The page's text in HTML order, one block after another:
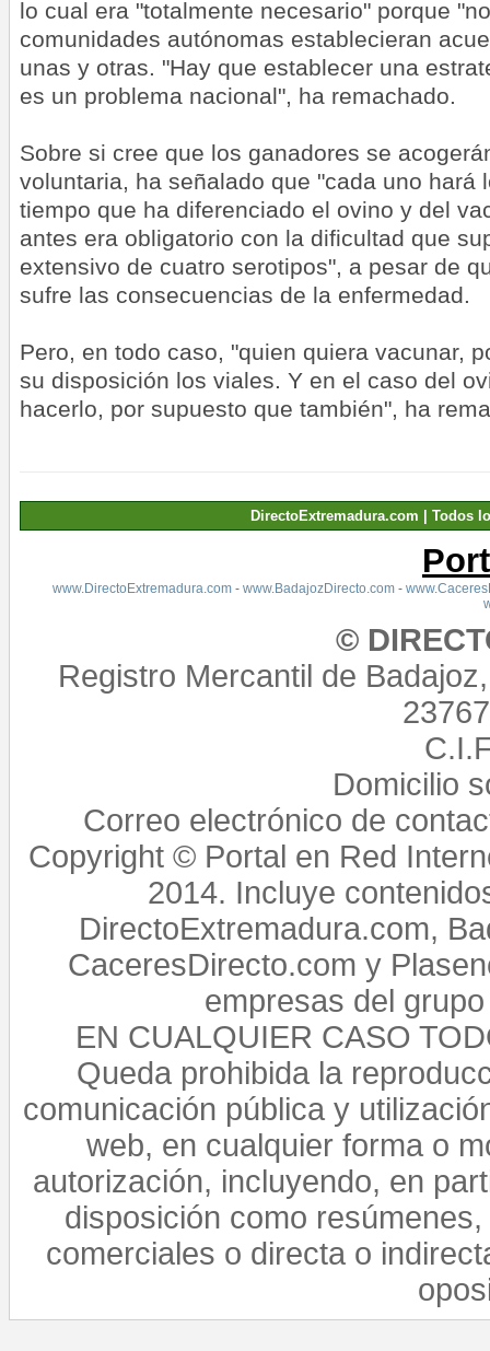
lo cual era "totalmente necesario" porque
comunidades autónomas establecieran
unas y otras. "Hay que establecer una
es un problema nacional", ha remachado.
Sobre si cree que los ganadores se
voluntaria, ha señalado que "cada uno hará
tiempo que ha diferenciado el ovino y del
antes era obligatorio con la dificultad que
extensivo de cuatro serotipos", a pesar de
sufre las consecuencias de la enfermedad.
Pero, en todo caso, "quien quiera vacunar,
su disposición los viales. Y en el caso del
hacerlo, por supuesto que también", ha
DirectoExtremadura.com | Todos
www.DirectoExtremadura.com- www.BadajozDirecto.com-
©
Registro Mercantil de
Domicilio
Correo electrónico de
Copyright © Portal en Red
2014. Incluye
DirectoExtremadura.com,
CaceresDirecto.com y
empresas del
EN CUALQUIER CASO
Queda prohibida la
comunicación pública y
web, en cualquier forma o
autorización, incluyendo, en
disposición como
comerciales o directa o